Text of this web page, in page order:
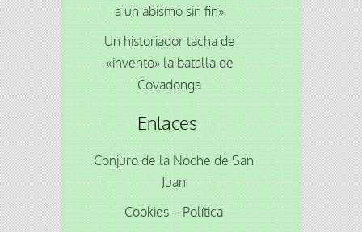
a un abismo sin fin»
Un historiador tacha de
«invento» la batalla de
Covadonga
Enlaces
Conjuro de la Noche de San
Juan
Cookies – Política